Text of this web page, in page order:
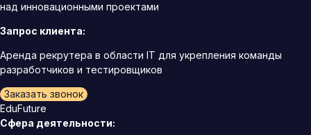
над инновационными проектами
Запрос клиента:
Аренда рекрутера в области IT для укрепления команды
разработчиков и тестировщиков
Заказать звонок
EduFuture
Сфера деятельности: